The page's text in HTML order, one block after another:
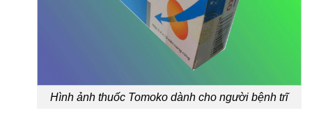
Hình ảnh thuốc Tomoko dành cho người bệnh trĩ